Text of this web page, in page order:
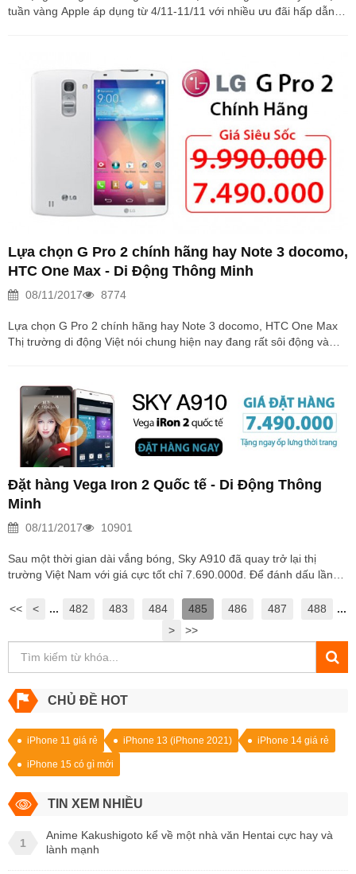
tuần vàng Apple áp dụng từ 4/11-11/11 với nhiều ưu đãi hấp dẫn
gía của những chiếc máy này đã được giảm cực sốc nhờ các thế
hệ iPhone mới ra mắt. Thậm chí những chiếc máy từng đươc coi là
siêu phẩm như iPhone 6S Plus giờ...
Lựa chọn G Pro 2 chính hãng hay Note 3 docomo,
HTC One Max - Di Động Thông Minh
08/11/2017 8774
Lựa chọn G Pro 2 chính hãng hay Note 3 docomo, HTC One Max
Thị trường di động Việt nói chung hiện nay đang rất sôi động và
cũng đã có smartphone để sử dụng rồi. Chính vì thị trường rộng
lớn như vậy, nhu cầu nhiều như vậy nên việc cạnh tranh giữa các
Hãng, các Nhà phân phối với nhau phải nói là cực kỳ Khốc liệt. Đó
chính...
Đặt hàng Vega Iron 2 Quốc tế - Di Động Thông
Minh
08/11/2017 10901
Sau một thời gian dài vắng bóng, Sky A910 đã quay trở lại thị
trường Việt Nam với giá cực tốt chỉ 7.690.000đ. Để đánh dấu lần
hàng. Di Động Thông Minh tạo ra chương trình đặt hàng với ưu đãi
cực hấp dẫn, theo đó: – Khi khách hàng đặt hàng sẽ được giảm
tặng 01 ốp lưng thời trang trị giá 150.000đ Thông tin về sản
phẩm: SKY A910S Phiên bản quốc tế – đã được cài sẵn Tiếng Việt
<< < ... 482 483 484 485 486 487 488
...
>
>>
CHỦ ĐỀ HOT
iPhone 11 giá rẻ iPhone 13 (iPhone 2021) iPhone 14 giá rẻ
iPhone 15 có gì mới
TIN XEM NHIỀU
1
Anime Kakushigoto kể về một nhà văn Hentai cực hay và
lành mạnh